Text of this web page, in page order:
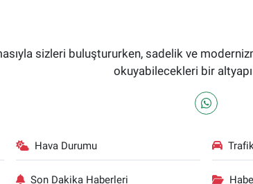
sizleri buluştururken, sadelik ve
okuyabilecekleri bir
Hava Durumu
Son Dakika Haberleri